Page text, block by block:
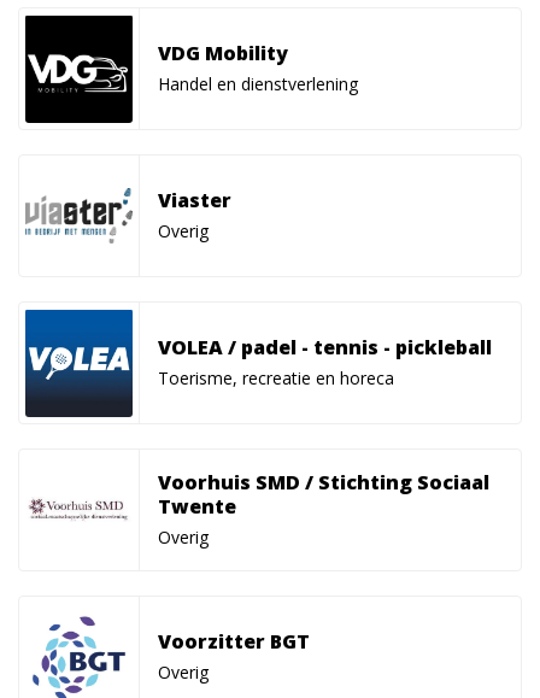
VDG Mobility
Handel en dienstverlening
Viaster
Overig
VOLEA / padel - tennis - pickleball
Toerisme, recreatie en horeca
Voorhuis SMD / Stichting Sociaal
Twente
Overig
Voorzitter BGT
Overig